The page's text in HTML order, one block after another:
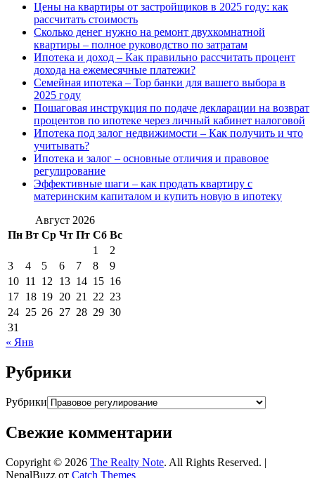
Цены на квартиры от застройщиков в 2025 году: как
рассчитать стоимость
Сколько денег нужно на ремонт двухкомнатной
квартиры – полное руководство по затратам
Ипотека и доход – Как правильно рассчитать процент
дохода на ежемесячные платежи?
Семейная ипотека – Top банки для вашего выбора в
2025 году
Пошаговая инструкция по подаче декларации на возврат
процентов по ипотеке через личный кабинет налоговой
Ипотека под залог недвижимости – Как получить и что
учитывать?
Ипотека и залог – основные отличия и правовое
регулирование
Эффективные шаги – как продать квартиру с
материнским капиталом и купить новую в ипотеку
Август 2026
Пн Вт Ср Чт Пт Сб Вс
1
2
3
4 5 6 7 8
9
10 11 12 13 14 15 16
17 18 19 20 21 22 23
24 25 26 27 28 29 30
31
« Янв
Рубрики
Рубрики
Свежие комментарии
Copyright © 2026 The Realty Note. All Rights Reserved. |
NepalBuzz от Catch Themes